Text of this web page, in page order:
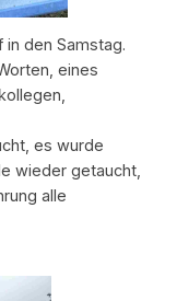
den Samstag.
eines
es wurde
wieder getaucht,
alle